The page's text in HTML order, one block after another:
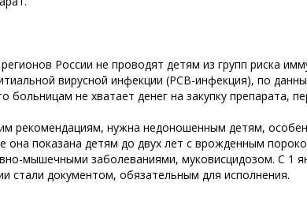
России не проводят детям из групп риска
вирусной инфекции (РСВ-инфекция), по
не хватает денег на закупку препарата,
рекомендациям, нужна недоношенным детям,
она показана детям до двух лет с врожденным
мышечными заболеваниями, муковисцидозом. С 1
стали документом, обязательным для исполнения.